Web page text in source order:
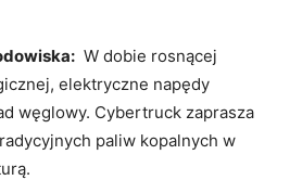
‌ W⁣ dobie rosnącej
elektryczne napędy
węglowy. Cybertruck⁤ zaprasza
paliw kopalnych w